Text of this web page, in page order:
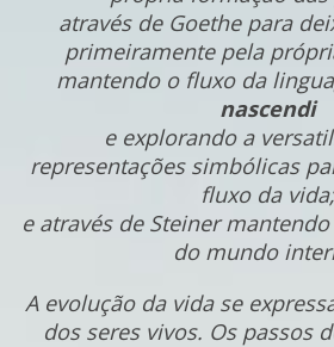
através de Goethe para
primeiramente pela
mantendo o fluxo da
nascendi
e explorando a
representações simbólicas
fluxo da vida;
e através de Steiner
do mundo
A evolução da vida se
dos seres vivos. Os passos